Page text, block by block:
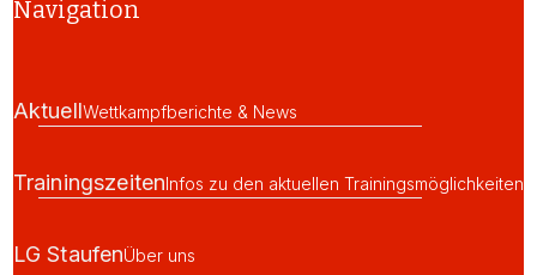
Navigation
AktuellWettkampfberichte & News
TrainingszeitenInfos zu den aktuellen Trainingsmöglichkeiten
LG StaufenÜber uns